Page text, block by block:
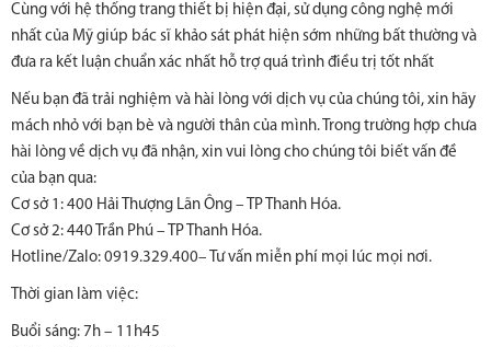
Cùng với hệ thống trang thiết bị hiện đại, sử dụng công nghệ mới
nhất của Mỹ giúp bác sĩ khảo sát phát hiện sớm những bất thường và
đưa ra kết luận chuẩn xác nhất hỗ trợ quá trình điều trị tốt nhất
Nếu bạn đã trải nghiệm và hài lòng với dịch vụ của chúng tôi, xin hãy
mách nhỏ với bạn bè và người thân của mình. Trong trường hợp chưa
hài lòng về dịch vụ đã nhận, xin vui lòng cho chúng tôi biết vấn đề
của bạn qua:
Cơ sở 1: 400 Hải Thượng Lãn Ông – TP Thanh Hóa.
Cơ sở 2: 440 Trần Phú – TP Thanh Hóa.
Hotline/Zalo: 0919.329.400– Tư vấn miễn phí mọi lúc mọi nơi.
Thời gian làm việc:
Buổi sáng: 7h – 11h45